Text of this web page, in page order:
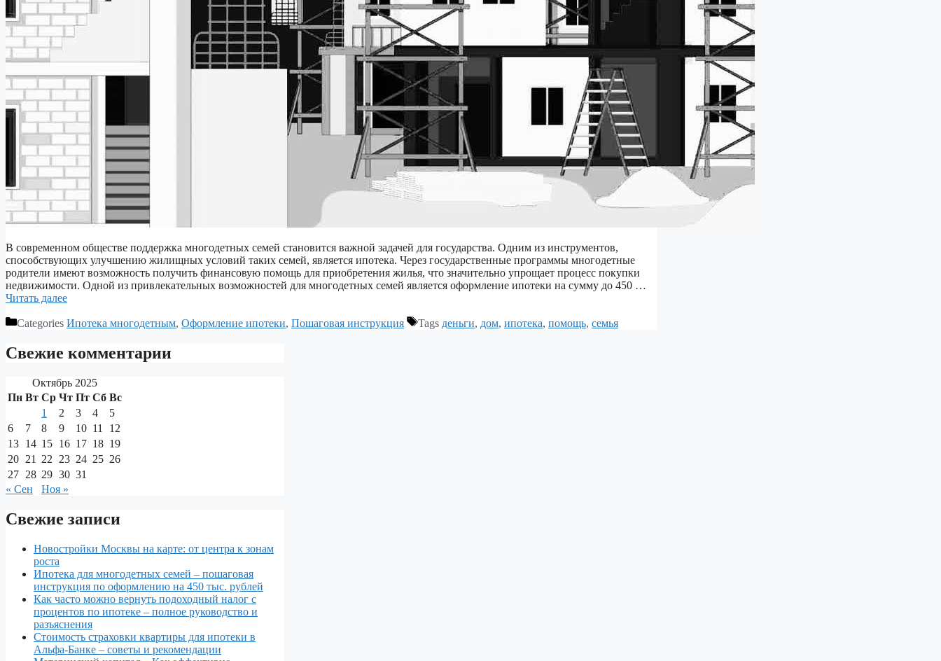
В современном обществе поддержка многодетных семей становится важной задачей для государства. Одним из инструментов,
способствующих улучшению жилищных условий таких семей, является ипотека. Через государственные программы многодетные
родители имеют возможность получить финансовую помощь для приобретения жилья, что значительно упрощает процесс покупки
недвижимости. Одной из привлекательных возможностей для многодетных семей является оформление ипотеки на сумму до 450 …
Читать далее
Categories Ипотека многодетным, Оформление ипотеки, Пошаговая инструкция Tags деньги, дом, ипотека, помощь, семья
Свежие комментарии
Октябрь 2025
Пн Вт Ср Чт Пт Сб Вс
1
2 3 4
5
6
7 8 9 10 11
12
13 14 15 16 17 18 19
20 21 22 23 24 25 26
27 28 29 30 31
« Сен
Ноя »
Свежие записи
Новостройки Москвы на карте: от центра к зонам
роста
Ипотека для многодетных семей – пошаговая
инструкция по оформлению на 450 тыс. рублей
Как часто можно вернуть подоходный налог с
процентов по ипотеке – полное руководство и
разъяснения
Стоимость страховки квартиры для ипотеки в
Альфа-Банке – советы и рекомендации